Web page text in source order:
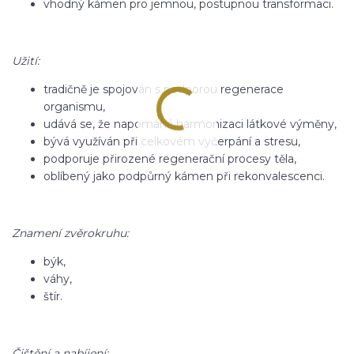
vhodný kámen pro jemnou, postupnou transformaci.
Užití:
tradičně je spojován s podporou regenerace
organismu,
udává se, že napomáhá harmonizaci látkové výměny,
bývá využíván při celkovém vyčerpání a stresu,
podporuje přirozené regenerační procesy těla,
oblíbený jako podpůrný kámen při rekonvalescenci.
Znamení zvěrokruhu:
býk,
váhy,
štír.